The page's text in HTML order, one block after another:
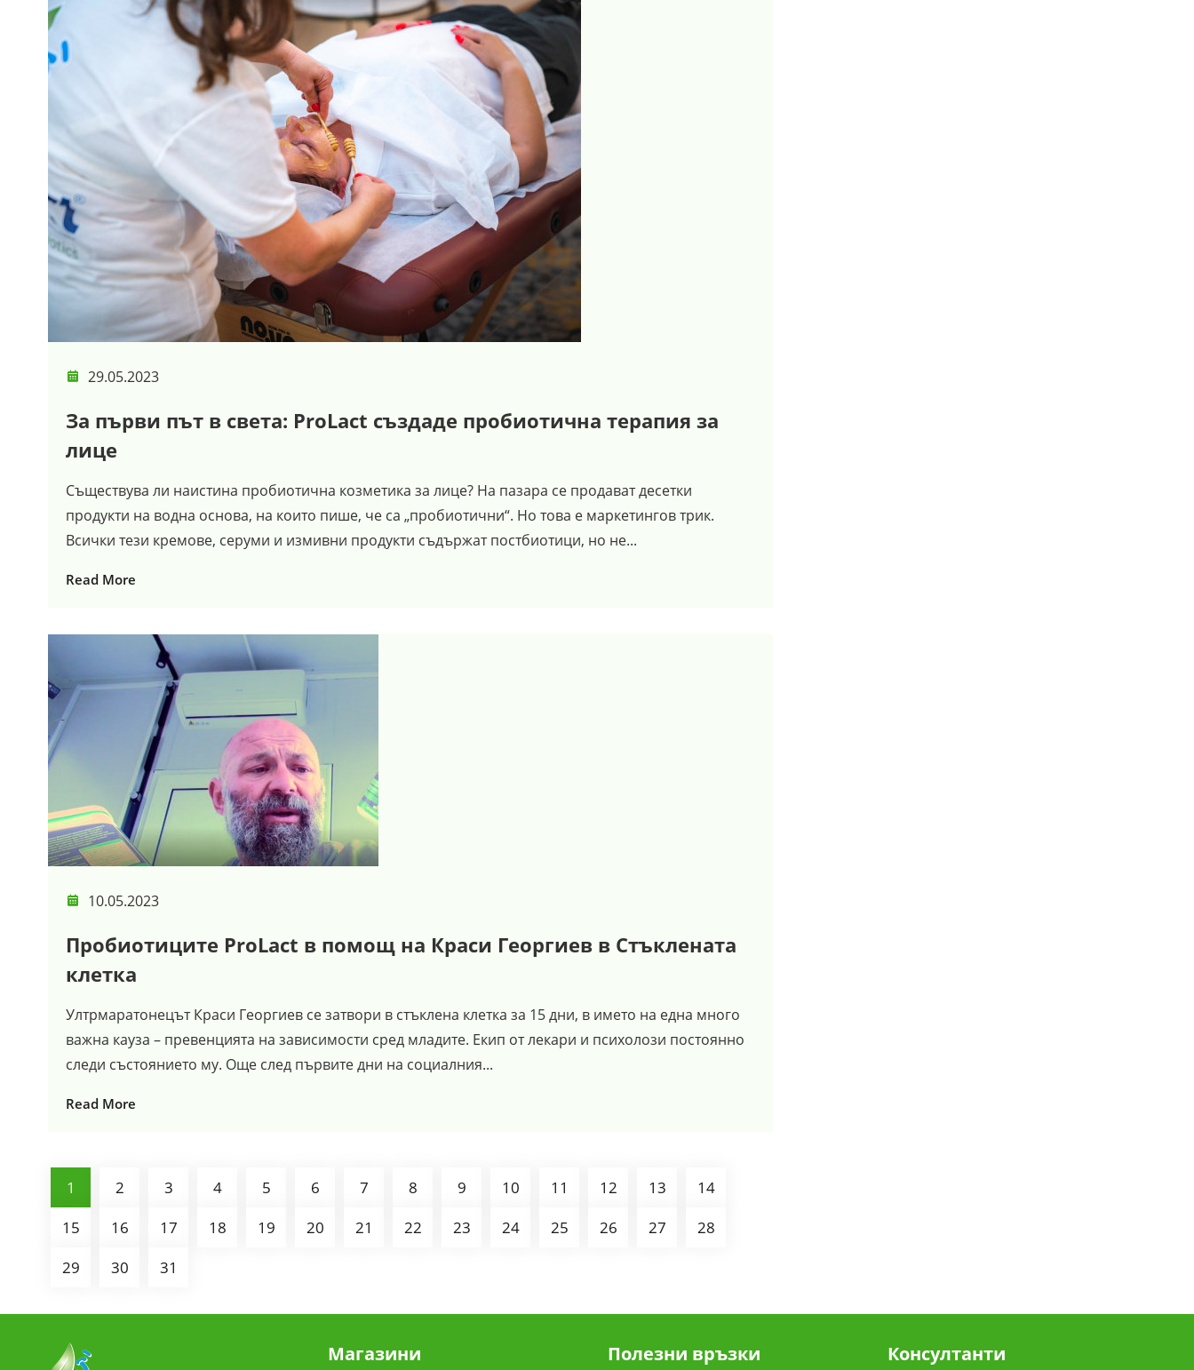
29.05.2023
За първи път в света: ProLact създаде пробиотична терапия за
лице
Съществува ли наистина пробиотична козметика за лице? На пазара се продават десетки
продукти на водна основа, на които пише, че са „пробиотични“. Но това е маркетингов трик.
Всички тези кремове, серуми и измивни продукти съдържат постбиотици, но не...
Read More
10.05.2023
Пробиотиците ProLact в помощ на Краси Георгиев в Стъклената
клетка
Ултрмаратонецът Краси Георгиев се затвори в стъклена клетка за 15 дни, в името на една много
важна кауза – превенцията на зависимости сред младите. Екип от лекари и психолози постоянно
следи състоянието му. Още след първите дни на социалния...
Read More
1 2 3 4 5 6 7 8 9 10 11 12 13
14
15
16 17 18 19 20 21 22 23 24 25 26 27
28
29
30 31
Магазини Полезни връзки Консултанти